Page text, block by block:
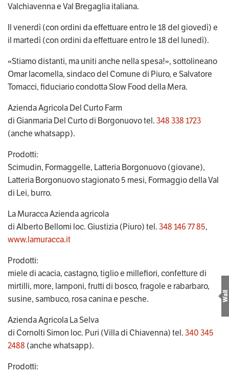
Valchiavenna e Val Bregaglia italiana.
Il venerdì (con ordini da effettuare entro le 18 del giovedì) e
il martedì (con ordini da effettuare entro le 18 del lunedì).
«Stiamo distanti, ma uniti anche nella spesa!», sottolineano
Omar Iacomella, sindaco del Comune di Piuro, e Salvatore
Tomacci, fiduciario condotta Slow Food della Mera.
Azienda Agricola Del Curto Farm
di Gianmaria Del Curto di Borgonuovo tel. 348 338 1723
(anche whatsapp).
Prodotti:
Scimudin, Formaggelle, Latteria Borgonuovo (giovane),
Latteria Borgonuovo stagionato 5 mesi, Formaggio della Val
di Lei, burro.
La Muracca Azienda agricola
di Alberto Bellomi loc. Giustizia (Piuro) tel. 348 146 77 85
www.lamuracca.it
Prodotti:
miele di acacia, castagno, tiglio e millefiori, confetture di
mirtilli, more, lamponi, frutti di bosco, fragole e rabarbaro,
susine, sambuco, rosa canina e pesche.
Azienda Agricola La Selva
di Cornolti Simon loc. Puri (Villa di Chiavenna) tel. 340 345
2488 (anche whatsapp).
Prodotti:
Wall